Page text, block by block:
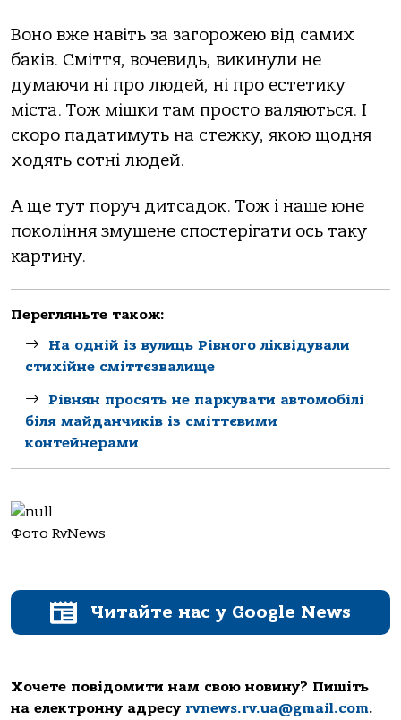
Воно вже навіть за загорожею від самих
баків. Сміття, вочевидь, викинули не
думаючи ні про людей, ні про естетику
міста. Тож мішки там просто валяються. І
скоро падатимуть на стежку, якою щодня
ходять сотні людей.
А ще тут поруч дитсадок. Тож і наше юне
покоління змушене спостерігати ось таку
картину.
Перегляньте також:
На одній із вулиць Рівного ліквідували
стихійне сміттєзвалище
Рівнян просять не паркувати автомобілі
біля майданчиків із сміттєвими
контейнерами
Фото RvNews
Читайте нас у Google News
Хочете повідомити нам свою новину? Пишіть
на електронну адресу rvnews.rv.ua@gmail.com.